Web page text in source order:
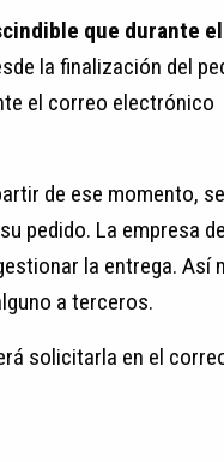
que durante
la finalización del
el correo electrónico
de ese momento,
pedido. La empresa
la entrega. Así
a terceros.
solicitarla en el